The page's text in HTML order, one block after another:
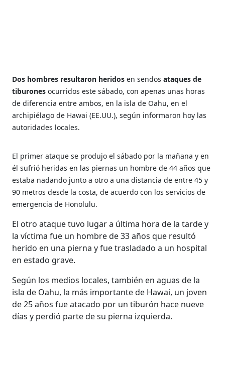
Dos hombres resultaron heridos en sendosataques de
tiburonesocurridos este sábado, con apenas unas horas
de diferencia entre ambos, en la isla de Oahu, en el
archipiélago de Hawai (EE.UU.), según informaron hoy las
autoridades locales.
El primer ataque se produjo el sábado por la mañana y en
él sufrió heridas en las piernas un hombre de 44 años que
estaba nadando junto a otro a una distancia de entre 45 y
90 metros desde la costa, de acuerdo con los servicios de
emergencia de Honolulu.
El otro ataque tuvo lugar a última hora de la tarde y
la víctima fue un hombre de 33 años que resultó
herido en una pierna y fue trasladado a un hospital
en estado grave.
Según los medios locales, también en aguas de la
isla de Oahu, la más importante de Hawai, un joven
de 25 años fue atacado por un tiburón hace nueve
días y perdió parte de su pierna izquierda.